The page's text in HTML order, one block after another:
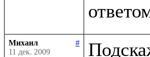
Михаил
#
11 дек. 2009